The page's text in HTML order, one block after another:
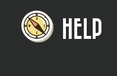
HELP